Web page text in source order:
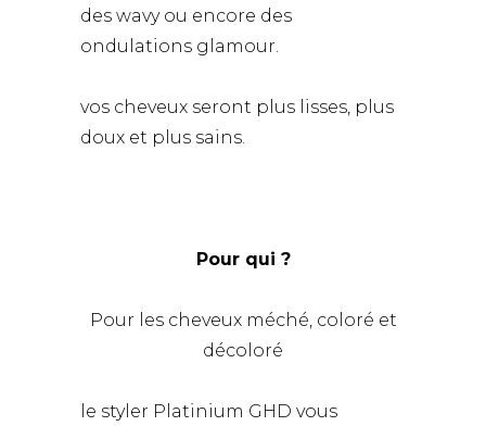
des wavy ou encore des
ondulations glamour.
vos cheveux seront plus lisses, plus
doux et plus sains.
Pour qui ?
Pour les cheveux méché, coloré et
décoloré
le styler Platinium GHD vous